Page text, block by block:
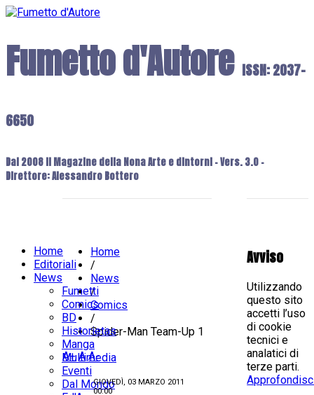
Fumetto d'Autore ISSN: 2037-
6650
Dal 2008 il Magazine della Nona Arte e dintorni - Vers. 3.0 -
Direttore: Alessandro Bottero
Home
/
News
/
Comics
/
Spider-Man Team-Up 1
A+ A A-
GIOVEDÌ, 03 MARZO 2011
00:00
Avviso
Utilizzando
questo sito
accetti l’uso
di cookie
tecnici e
analatici di
terze parti.
Home
Editoriali
News
Fumetti
Comics
BD
Historietas
Manga
Multimedia
Eventi
Dal Mondo